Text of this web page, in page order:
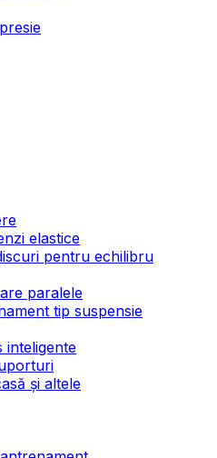
elastice
pentru echilibru
paralele
tip suspensie
inteligente
și altele